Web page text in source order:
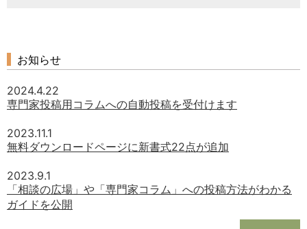
お知らせ
2024.4.22
専門家投稿用コラムへの自動投稿を受付けます
2023.11.1
無料ダウンロードページに新書式22点が追加
2023.9.1
「相談の広場」や「専門家コラム」への投稿方法がわかる
ガイドを公開